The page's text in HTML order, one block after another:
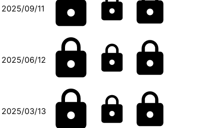
2025/09/11
2025/06/12
2025/03/13